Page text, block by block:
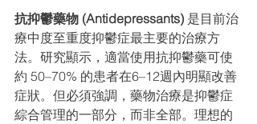
抗抑鬱藥物 (Antidepressants) 是目前治
療中度至重度抑鬱症最主要的治療方
法。研究顯示，適當使用抗抑鬱藥可使
約 50–70% 的患者在6–12週內明顯改善
症狀。但必須強調，藥物治療是抑鬱症
綜合管理的一部分，而非全部。理想的